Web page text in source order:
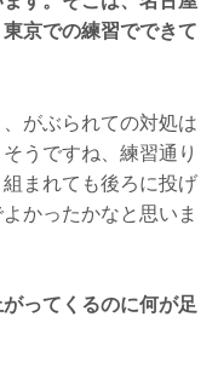
京での練習でできて
がぶられての対処は
うですね、練習通り
まれても後ろに投げ
かったかなと思いま
ってくるのに何が足